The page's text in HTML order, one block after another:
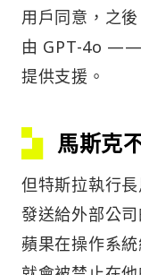
用戶同意，之
由 GPT-4o ——
提供支援。
馬斯克
但特斯拉執行
發送給外部公
蘋果在操作系